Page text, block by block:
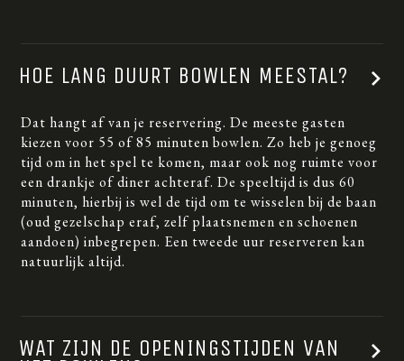
HOE LANG DUURT BOWLEN MEESTAL?
Dat hangt af van je reservering. De meeste gasten
kiezen voor 55 of 85 minuten bowlen. Zo heb je genoeg
tijd om in het spel te komen, maar ook nog ruimte voor
een drankje of diner achteraf. De speeltijd is dus 60
minuten, hierbij is wel de tijd om te wisselen bij de baan
(oud gezelschap eraf, zelf plaatsnemen en schoenen
aandoen) inbegrepen. Een tweede uur reserveren kan
natuurlijk altijd.
WAT ZIJN DE OPENINGSTIJDEN VAN